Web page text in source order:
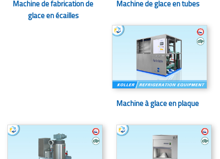
Machine de fabrication de
glace en écailles
Machine de glace en tubes
Machine à glace en plaque